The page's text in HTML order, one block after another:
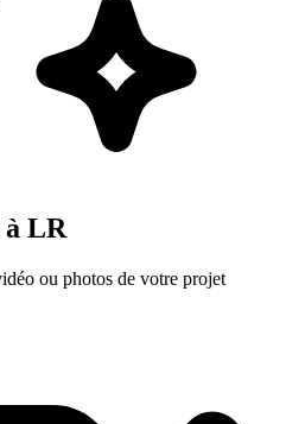
LR
ou photos de votre projet